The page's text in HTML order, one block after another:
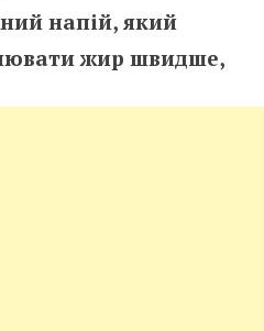
напій, який
жир швидше,